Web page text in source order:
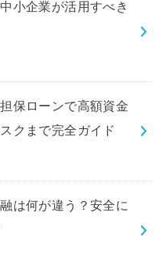
小企業が活用すべき
保ローンで高額資金
クまで完全ガイド
は何が違う？安全に